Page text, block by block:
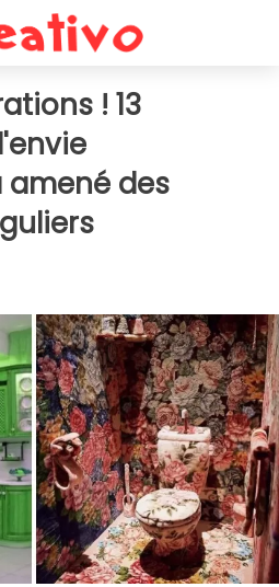
! 13
des